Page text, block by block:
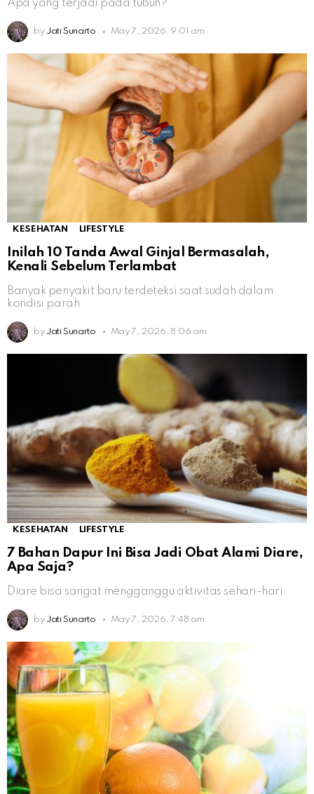
Apa yang terjadi pada tubuh?
by Jati Sunarto May 7, 2026, 9:01 am
KESEHATAN LIFESTYLE
Inilah 10 Tanda Awal Ginjal Bermasalah,
Kenali Sebelum Terlambat
Banyak penyakit baru terdeteksi saat sudah dalam
kondisi parah
by Jati Sunarto May 7, 2026, 8:06 am
KESEHATAN LIFESTYLE
7 Bahan Dapur Ini Bisa Jadi Obat Alami Diare,
Apa Saja?
Diare bisa sangat mengganggu aktivitas sehari-hari
by Jati Sunarto May 7, 2026, 7:48 am